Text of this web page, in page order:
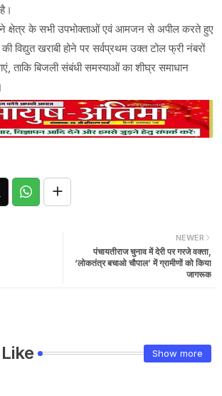
क्षेत्र के सभी उपभोक्ताओं एवं आमजन से अपील करते हुए
विद्युत खराबी होने पर सर्वप्रथम उक्त टोल फ्री नंबरों
ताकि बिजली संबंधी समस्याओं का शीघ्र समाधान
NEWER
पंचायतीराज चुनाव में देरी पर गरजे वक्ता,
‘लोकतंत्र बचाओ चौपाल’ में ग्रामीणों को किया
जागरूक
Show more